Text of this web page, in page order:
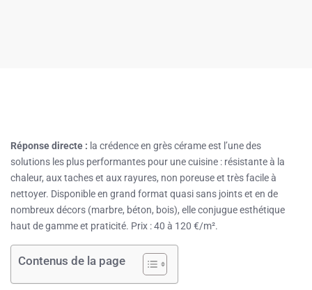
Réponse directe : la crédence en grès cérame est l’une des
solutions les plus performantes pour une cuisine : résistante à la
chaleur, aux taches et aux rayures, non poreuse et très facile à
nettoyer. Disponible en grand format quasi sans joints et en de
nombreux décors (marbre, béton, bois), elle conjugue esthétique
haut de gamme et praticité. Prix : 40 à 120 €/m².
Contenus de la page